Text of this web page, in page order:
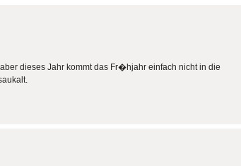
dieses Jahr kommt das Fr�hjahr einfach nicht in die